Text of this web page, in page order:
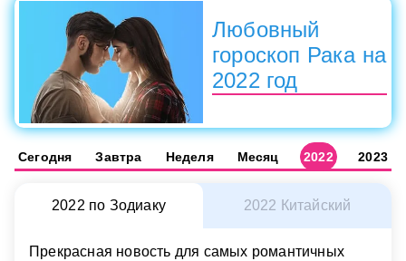
Любовный
гороскоп Рака на
2022 год
Сегодня Завтра Неделя Месяц 2022 2023
2022 по Зодиаку 2022 Китайский
Прекрасная новость для самых романтичных